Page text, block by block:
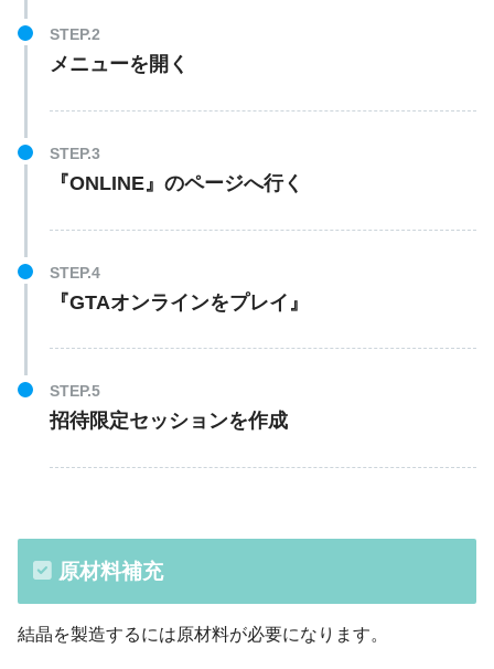
メニューを開く
『ONLINE』のページへ行く
『GTAオンラインをプレイ』
招待限定セッションを作成
原材料補充
結晶を製造するには原材料が必要になります。